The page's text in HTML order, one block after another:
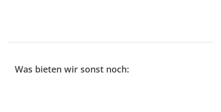
Was bieten wir sonst noch: